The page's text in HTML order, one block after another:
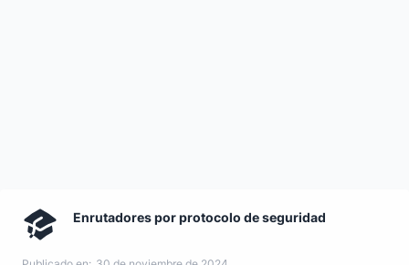
Enrutadores por protocolo de seguridad